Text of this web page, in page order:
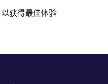
获得最佳体验